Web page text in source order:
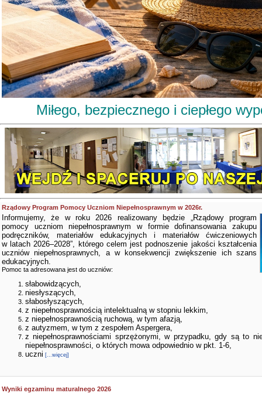
Miłego, bezpiecznego i ciepłego
Rządowy Program Pomocy Uczniom Niepełnosprawnym w 2026r.
Informujemy, że w roku 2026 realizowany będzie „Rządowy program
pomocy uczniom niepełnosprawnym w formie dofinansowania zakupu
podręczników, materiałów edukacyjnych i materiałów ćwiczeniowych
w latach 2026–2028”, którego celem jest podnoszenie jakości kształcenia
uczniów niepełnosprawnych, a w konsekwencji zwiększenie ich szans
edukacyjnych.
Pomoc ta adresowana jest do uczniów:
słabowidzących,
niesłyszących,
słabosłyszących,
z niepełnosprawnością intelektualną w stopniu lekkim,
z niepełnosprawnością ruchową, w tym afazją,
z autyzmem, w tym z zespołem Aspergera,
z niepełnosprawnościami sprzężonymi, w przypadku, gdy są to
niepełnosprawności, o których mowa odpowiednio w pkt. 1-6,
uczni [...więcej]
Wyniki egzaminu maturalnego 2026